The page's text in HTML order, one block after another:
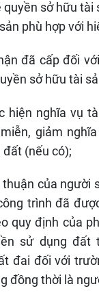
sở hữu tài
phù hợp với
đã cấp đối
sở hữu tài
hiện nghĩa vụ
giảm
đất (nếu có);
thuận của người
trình đã
quy định của
sử dụng đất
đai đối với
đồng thời là